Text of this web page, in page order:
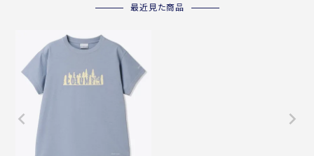
最近見た商品